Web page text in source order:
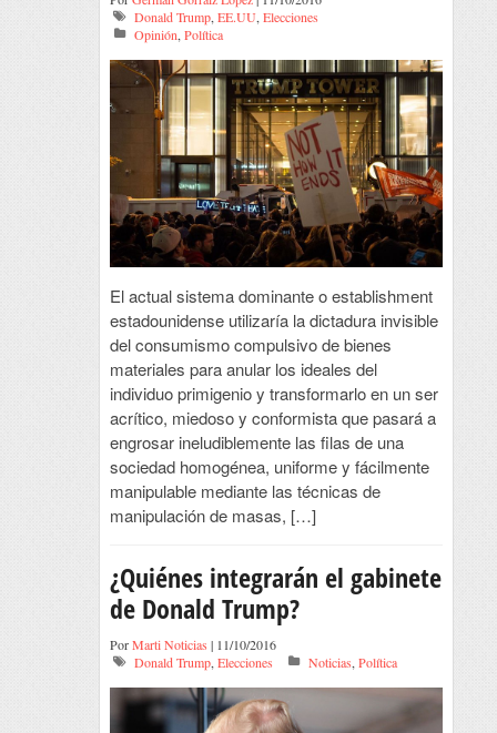
Donald Trump,EE.UU,Elecciones
Opinión,Política
El actual sistema dominante o establishment
estadounidense utilizaría la dictadura invisible
del consumismo compulsivo de bienes
materiales para anular los ideales del
individuo primigenio y transformarlo en un ser
acrítico, miedoso y conformista que pasará a
engrosar ineludiblemente las filas de una
sociedad homogénea, uniforme y fácilmente
manipulable mediante las técnicas de
manipulación de masas, […]
¿Quiénes integrarán el gabinete
de Donald Trump?
PorMarti Noticias | 11/10/2016
Donald Trump, Elecciones Noticias, Política